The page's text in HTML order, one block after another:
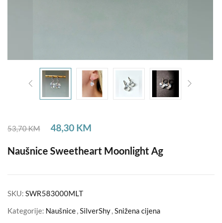
53,70KM 48,30 KM
Naušnice Sweetheart Moonlight Ag
SKU: SWR583000MLT
Kategorije: Naušnice,SilverShy,Snižena cijena